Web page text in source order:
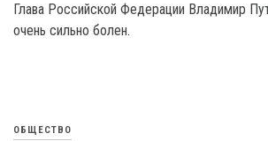
Глава Российской Федерации Владимир
очень сильно болен.
ОБЩЕСТВО